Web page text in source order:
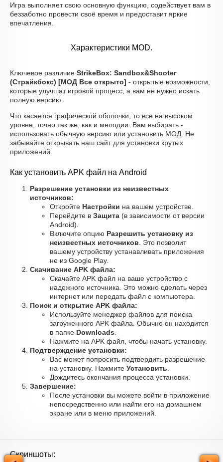
Игра выполняет свою основную функцию, содействует вам в
беззаботно провести своё время и предоставит яркие
впечатления.
Характеристики MOD.
Ключевое различие StrikeBox: Sandbox&Shooter
(Страйкбокс) [МОД Все открыто] - открытые возможности,
которые улучшат игровой процесс, а вам не нужно искать
полную версию.
Что касается графической оболочки, то все на высоком
уровне, точно так же, как и мелодии. Вам выбирать -
использовать обычную версию или установить МОД. Не
забывайте открывать наш сайт для установки крутых
приложений.
Как установить APK файл на Android
Разрешение установки из неизвестных
источников:
Откройте Настройки на вашем устройстве.
Перейдите в Защита (в зависимости от версии
Android).
Включите опцию Разрешить установку из
неизвестных источников . Это позволит
вашему устройству устанавливать приложения
не из Google Play.
Скачивание APK файла:
Скачайте APK файл на ваше устройство с
надежного источника. Это можно сделать через
интернет или передать файл с компьютера.
Поиск и открытие APK файла:
Используйте менеджер файлов для поиска
загруженного APK файла. Обычно он находится
в папке Downloads
Нажмите на APK файл, чтобы начать установку.
Подтверждение установки:
Вас может попросить подтвердить разрешение
на установку. Нажмите Установить
Дождитесь окончания процесса установки.
Завершение:
После установки вы можете войти в приложение
непосредственно или найти его на домашнем
экране или в меню приложений.
Скриншоты: